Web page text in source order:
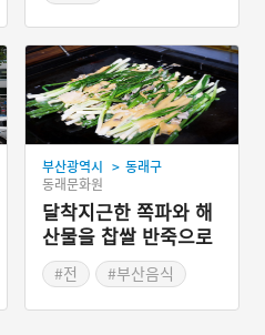
부산광역시 > 동래구
동래문화원
달착지근한 쪽파와 해
산물을 찹쌀 반죽으로
지져야 동래파전
#전
#부산음식